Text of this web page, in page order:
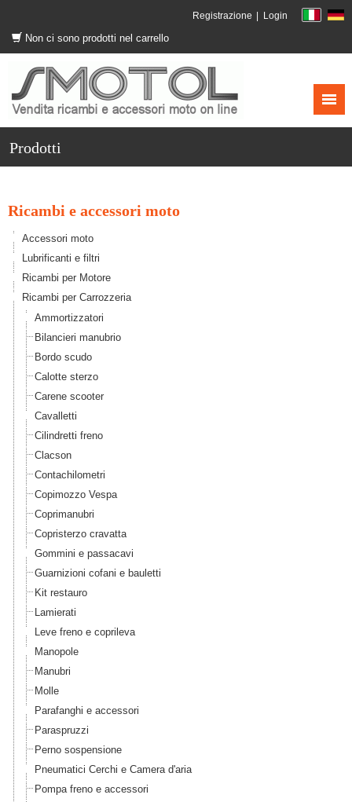
Registrazione Login
Non ci sono prodotti nel carrello
Prodotti
Ricambi e accessori moto
Accessori moto
Lubrificanti e filtri
Ricambi per Motore
Ricambi per Carrozzeria
Ammortizzatori
Bilancieri manubrio
Bordo scudo
Calotte sterzo
Carene scooter
Cavalletti
Cilindretti freno
Clacson
Contachilometri
Copimozzo Vespa
Coprimanubri
Copristerzo cravatta
Gommini e passacavi
Guarnizioni cofani e bauletti
Kit restauro
Lamierati
Leve freno e coprileva
Manopole
Manubri
Molle
Parafanghi e accessori
Paraspruzzi
Perno sospensione
Pneumatici Cerchi e Camera d'aria
Pompa freno e accessori